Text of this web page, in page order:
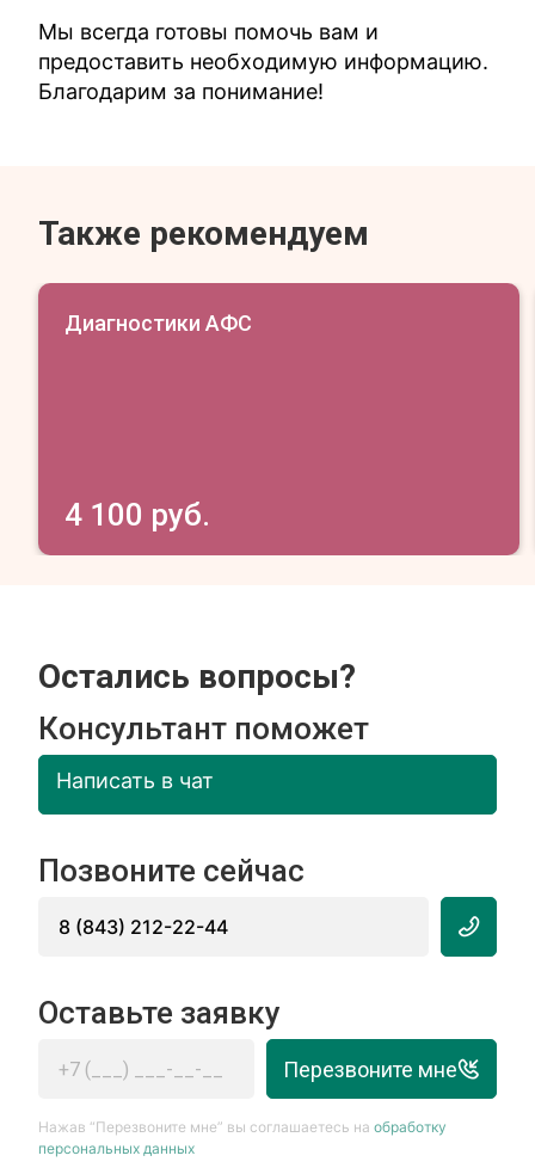
Мы всегда готовы помочь вам и
предоставить необходимую информацию.
Благодарим за понимание!
Также рекомендуем
Диагностики АФС
4 100 руб.
Остались вопросы?
Консультант поможет
Написать в чат
Позвоните сейчас
8 (843) 212-22-44
Оставьте заявку
Перезвоните мне
Нажав “Перезвоните мне” вы соглашаетесь наобработку
персональных данных